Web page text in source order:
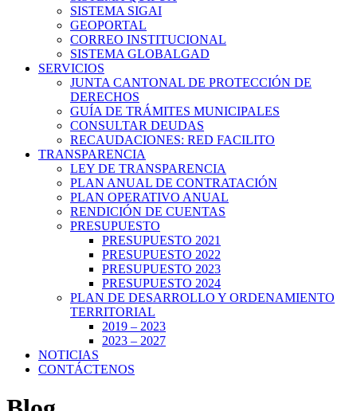
SISTEMA SIGAI
GEOPORTAL
CORREO INSTITUCIONAL
SISTEMA GLOBALGAD
SERVICIOS
JUNTA CANTONAL DE PROTECCIÓN DE
DERECHOS
GUÍA DE TRÁMITES MUNICIPALES
CONSULTAR DEUDAS
RECAUDACIONES: RED FACILITO
TRANSPARENCIA
LEY DE TRANSPARENCIA
PLAN ANUAL DE CONTRATACIÓN
PLAN OPERATIVO ANUAL
RENDICIÓN DE CUENTAS
PRESUPUESTO
PRESUPUESTO 2021
PRESUPUESTO 2022
PRESUPUESTO 2023
PRESUPUESTO 2024
PLAN DE DESARROLLO Y ORDENAMIENTO
TERRITORIAL
2019 – 2023
2023 – 2027
NOTICIAS
CONTÁCTENOS